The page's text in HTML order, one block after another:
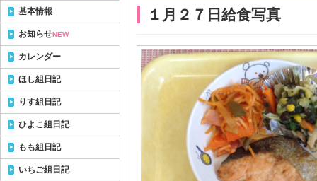
１月２７日給食写真
基本情報
お知らせNEW
カレンダー
ほし組日記
りす組日記
ひよこ組日記
もも組日記
いちご組日記